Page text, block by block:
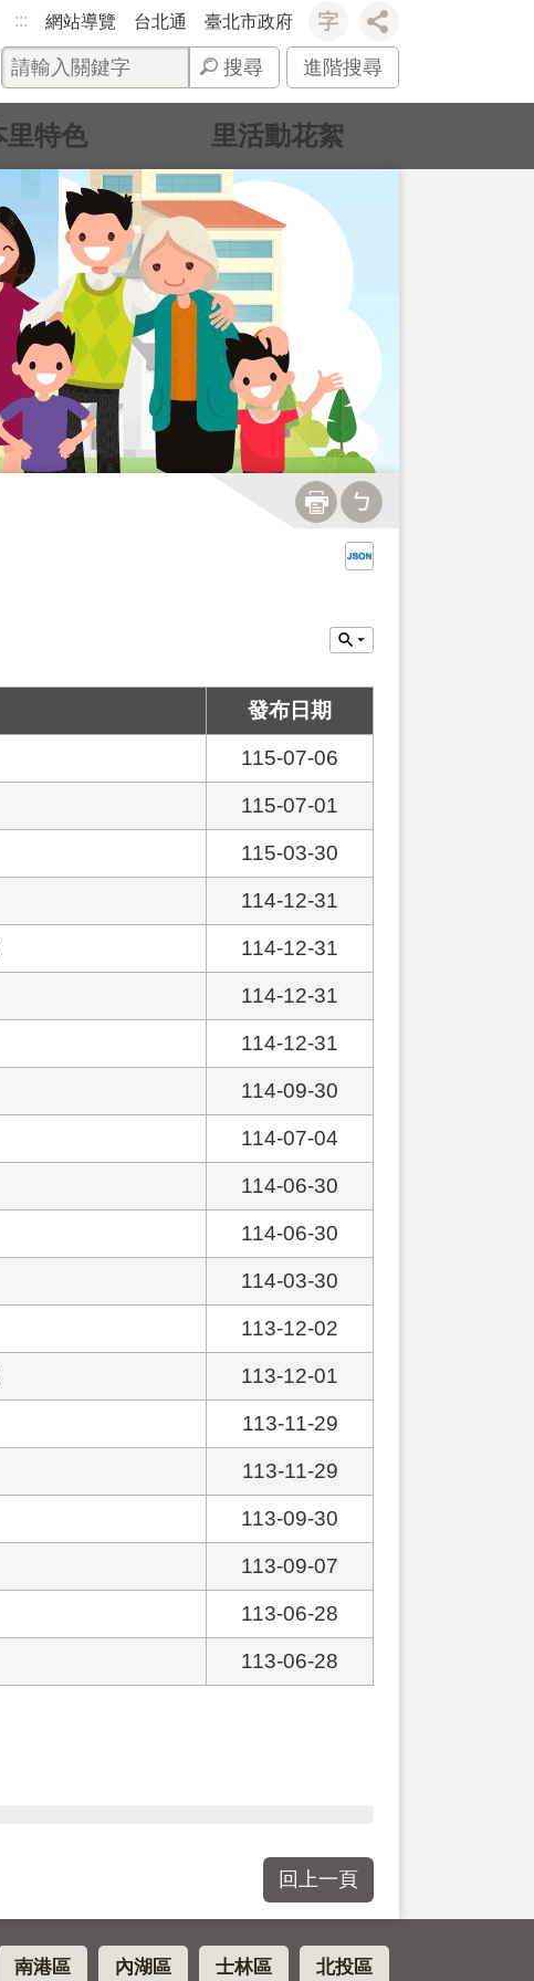
::: 網站導覽 台北通 臺北市政府
搜尋 進階搜尋
里特色 里活動花絮
發布日期
115-07-06
115-07-01
115-03-30
114-12-31
114-12-31
114-12-31
114-12-31
114-09-30
114-07-04
114-06-30
114-06-30
114-03-30
113-12-02
113-12-01
113-11-29
113-11-29
113-09-30
113-09-07
113-06-28
113-06-28
回上一頁
南港區 內湖區 士林區 北投區